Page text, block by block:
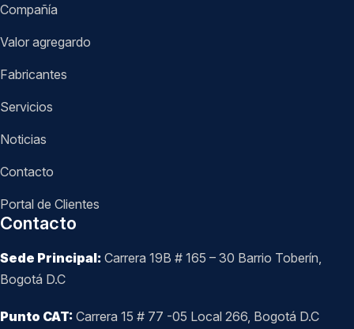
Compañía
Valor agregardo
Fabricantes
Servicios
Noticias
Contacto
Portal de Clientes
Contacto
Sede Principal: Carrera 19B # 165 – 30 Barrio Toberín,
Bogotá D.C
Punto CAT: Carrera 15 # 77 -05 Local 266, Bogotá D.C